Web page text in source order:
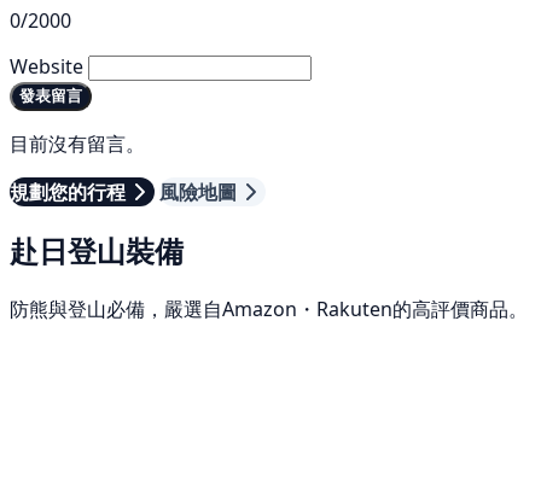
0/2000
Website
發表留言
目前沒有留言。
規劃您的行程
風險地圖
赴日登山裝備
防熊與登山必備，嚴選自Amazon・Rakuten的高評價商品。